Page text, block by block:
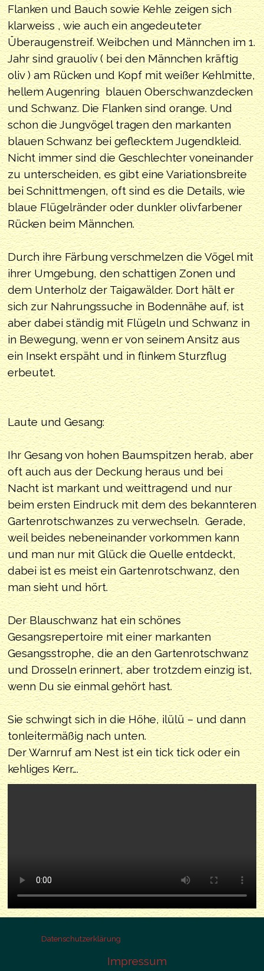
Flanken und Bauch sowie Kehle zeigen sich
klarweiss , wie auch ein angedeuteter
Überaugenstreif. Weibchen und Männchen im 1.
Jahr sind grauoliv ( bei den Männchen kräftig
oliv ) am Rücken und Kopf mit weißer Kehlmitte,
hellem Augenring blauen Oberschwanzdecken
und Schwanz. Die Flanken sind orange. Und
schon die Jungvögel tragen den markanten
blauen Schwanz bei geflecktem Jugendkleid.
Nicht immer sind die Geschlechter voneinander
zu unterscheiden, es gibt eine Variationsbreite
bei Schnittmengen, oft sind es die Details, wie
blaue Flügelränder oder dunkler olivfarbener
Rücken beim Männchen.
Durch ihre Färbung verschmelzen die Vögel mit
ihrer Umgebung, den schattigen Zonen und
dem Unterholz der Taigawälder. Dort hält er
sich zur Nahrungssuche in Bodennähe auf, ist
aber dabei ständig mit Flügeln und Schwanz in
in Bewegung, wenn er von seinem Ansitz aus
ein Insekt erspäht und in flinkem Sturzflug
erbeutet.
Laute und Gesang:
Ihr Gesang von hohen Baumspitzen herab, aber
oft auch aus der Deckung heraus und bei
Nacht ist markant und weittragend und nur
beim ersten Eindruck mit dem des bekannteren
Gartenrotschwanzes zu verwechseln. Gerade,
weil beides nebeneinander vorkommen kann
und man nur mit Glück die Quelle entdeckt,
dabei ist es meist ein Gartenrotschwanz, den
man sieht und hört.
Der Blauschwanz hat ein schönes
Gesangsrepertoire mit einer markanten
Gesangsstrophe, die an den Gartenrotschwanz
und Drosseln erinnert, aber trotzdem einzig ist,
wenn Du sie einmal gehört hast.
Sie schwingt sich in die Höhe, ilülü – und dann
tonleitermäßig nach unten.
Der Warnruf am Nest ist ein tick tick oder ein
kehliges Kerr….
Impressum
Datenschutzerklärung